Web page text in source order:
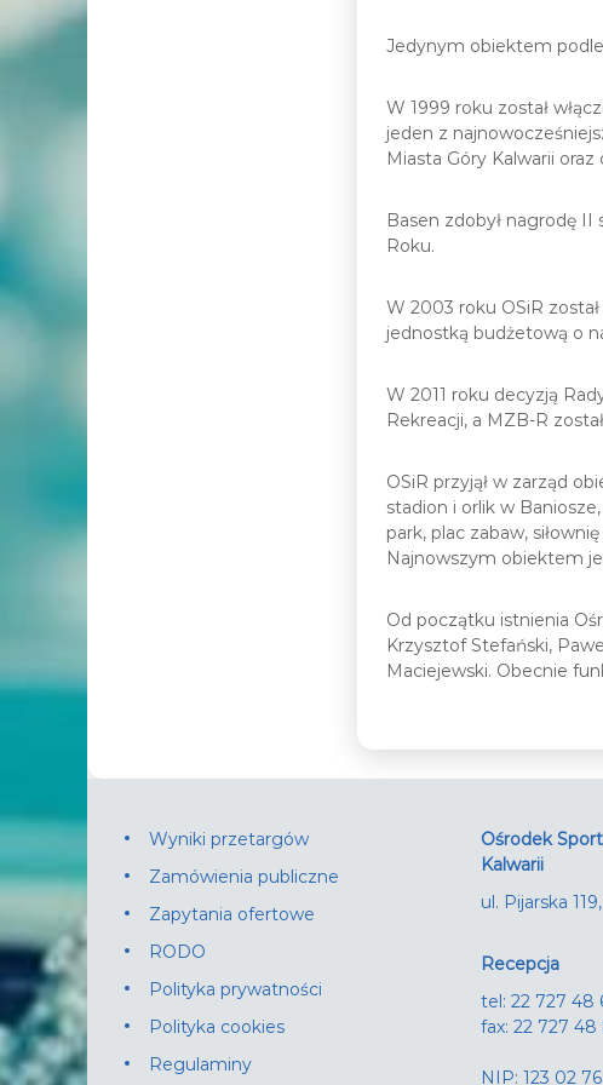
Jedynym obiektem
W 1999 roku został
jeden z
Miasta Góry Kalwarii
Basen zdobył nagrodę
Roku.
W 2003 roku OSiR
jednostką budżetową o
W 2011 roku decyzją
Rekreacji, a MZB-R
OSiR przyjął w zarząd
stadion i orlik w
park, plac zabaw,
Najnowszym obiektem
Od początku istnienia
Krzysztof Stefański,
Maciejewski. Obecnie
Wyniki przetargów
Zamówienia publiczne
Zapytania ofertowe
RODO
Polityka prywatności
Polityka cookies
Regulaminy
Ośrodek
Kalwarii
ul. Pijarska
Recepcja
tel: 22 727 48
fax: 22 727 48
NIP: 123 02